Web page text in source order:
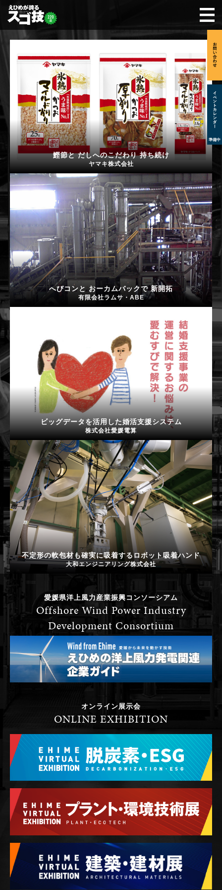
鰹節と だしへのこだわり 持ち続け
ヤマキ株式会社
へびコンと おーカムバックで 新開拓
有限会社ラムサ・ABE
ビッグデータを活用した婚活支援システム
株式会社愛媛電算
不定形の軟包材も確実に吸着するロボット吸着ハンド
大和エンジニアリング株式会社
愛媛県洋上風力産業振興コンソーシアム
Offshore Wind Power Industry
Development Consortium
オンライン展示会
ONLINE EXHIBITION
準備中